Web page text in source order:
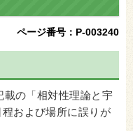
ページ番号：P-003240
載の「相対性理論と宇
および場所に誤りが